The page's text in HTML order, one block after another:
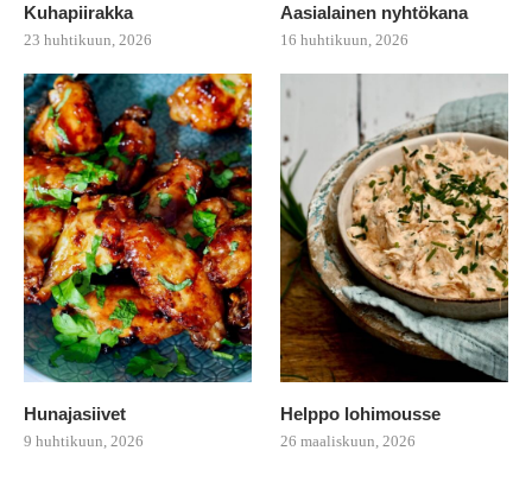
Kuhapiirakka
23 huhtikuun, 2026
Aasialainen nyhtökana
16 huhtikuun, 2026
Hunajasiivet
9 huhtikuun, 2026
Helppo lohimousse
26 maaliskuun, 2026